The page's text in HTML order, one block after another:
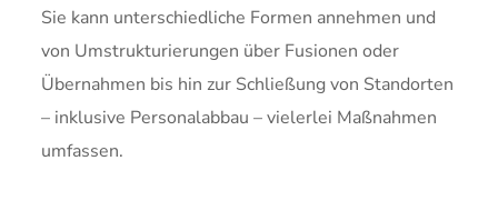
Sie kann unterschiedliche Formen annehmen und
von Umstrukturierungen über Fusionen oder
Übernahmen bis hin zur Schließung von Standorten
– inklusive Personalabbau – vielerlei Maßnahmen
umfassen.